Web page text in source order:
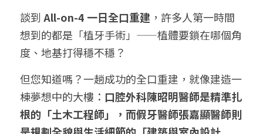
談到 All-on-4 一日全口重建 ，許多人第一時間
想到的都是「植牙手術」——植體要鎖在哪個角
度、地基打得穩不穩？
但您知道嗎？一趟成功的全口重建，就像建造一
棟夢想中的大樓： 口腔外科陳昭明醫師是精準扎
根的「土木工程師」，而假牙醫師張嘉顯醫師則